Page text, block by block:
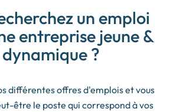
un emploi
entreprise jeune &
dynamique ?
différentes offres d'emplois et vous
être le poste qui correspond à vos